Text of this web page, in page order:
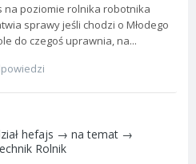
na poziomie rolnika robotnika
sprawy jeśli chodzi o Młodego
do czegoś uprawnia, na...
hefajs → na temat →
Rolnik